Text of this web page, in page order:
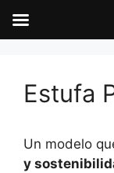
contenido
Estufa
Un modelo
y